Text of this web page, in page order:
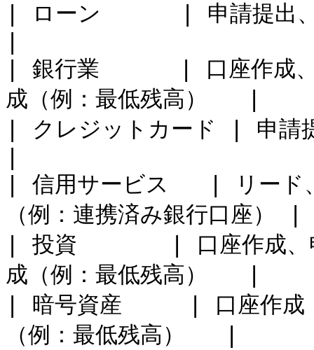
| ローン      | 申請提出、
| 銀行業      | 口座作成、
成（例：最低残高）   |
| クレジットカード | 申請
| 信用サービス   | リード
（例：連携済み銀行口座） |
| 投資       | 口座作成、
成（例：最低残高）   |
| 暗号資産     | 口座作成
（例：最低残高）   |